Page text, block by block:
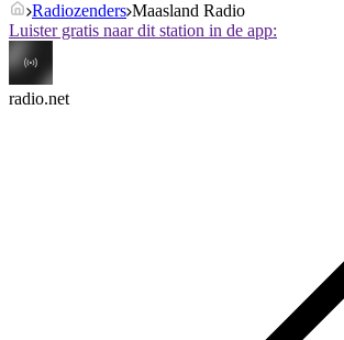
Radiozenders Maasland Radio
Luister gratis naar dit station in de app:
radio.net